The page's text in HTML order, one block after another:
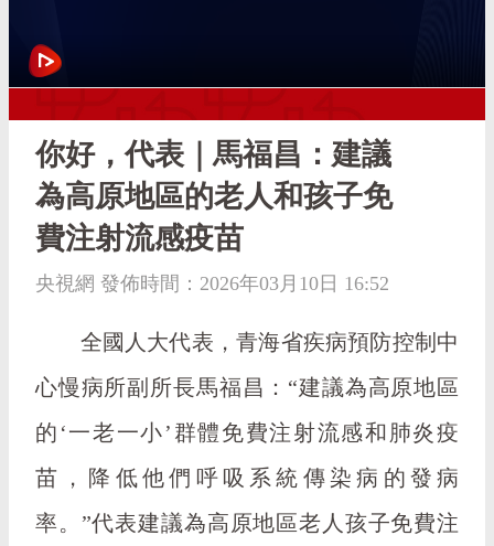
你好，代表｜馬福昌：建議
為高原地區的老人和孩子免
費注射流感疫苗
央視網 發佈時間：2026年03月10日 16:52
全國人大代表，青海省疾病預防控制中
心慢病所副所長馬福昌：“建議為高原地區
的‘一老一小’群體免費注射流感和肺炎疫
苗，降低他們呼吸系統傳染病的發病
率。”代表建議為高原地區老人孩子免費注